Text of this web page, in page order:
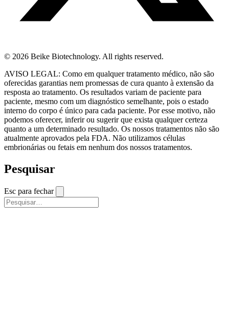
© 2026 Beike Biotechnology. All rights reserved.
AVISO LEGAL: Como em qualquer tratamento médico, não são
oferecidas garantias nem promessas de cura quanto à extensão da
resposta ao tratamento. Os resultados variam de paciente para
paciente, mesmo com um diagnóstico semelhante, pois o estado
interno do corpo é único para cada paciente. Por esse motivo, não
podemos oferecer, inferir ou sugerir que exista qualquer certeza
quanto a um determinado resultado. Os nossos tratamentos não são
atualmente aprovados pela FDA. Não utilizamos células
embrionárias ou fetais em nenhum dos nossos tratamentos.
Pesquisar
Esc para fechar